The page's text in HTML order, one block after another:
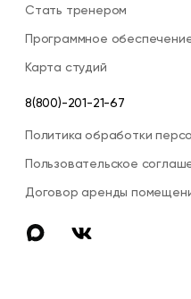
Стать тренером
Программное
Карта студий
8(800)-201-21-67
Политика обработки
Пользовательское
Договор аренды
max vk